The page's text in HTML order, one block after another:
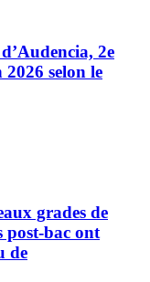
2e
selon le
grades de
post-bac ont
de